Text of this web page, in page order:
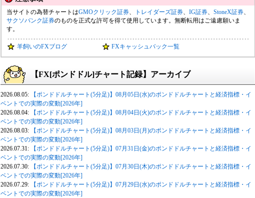
当サイトの為替チャートはGMOクリック証券、 トレイダーズ証券、 IG証券、 StoneX証券、
サクソバンク証券のものを正式な許可を得て使用しています。無断転用はご遠慮願いま
す。
羊飼いのFXブログ FXキャッシュバック一覧
【FX[ポンドドル]チャート記録】アーカイブ
2026.08.05:
【ポンドドルチャート(5分足)】08月05日(水)のポンドドルチャートと経済指標・イ
ベントでの実際の変動[2026年]
2026.08.04:
【ポンドドルチャート(5分足)】08月04日(火)のポンドドルチャートと経済指標・イ
ベントでの実際の変動[2026年]
2026.08.03:
【ポンドドルチャート(5分足)】08月03日(月)のポンドドルチャートと経済指標・イ
ベントでの実際の変動[2026年]
2026.07.31:
【ポンドドルチャート(5分足)】07月31日(金)のポンドドルチャートと経済指標・イ
ベントでの実際の変動[2026年]
2026.07.30:
【ポンドドルチャート(5分足)】07月30日(木)のポンドドルチャートと経済指標・イ
ベントでの実際の変動[2026年]
2026.07.29:
【ポンドドルチャート(5分足)】07月29日(水)のポンドドルチャートと経済指標・イ
ベントでの実際の変動[2026年]